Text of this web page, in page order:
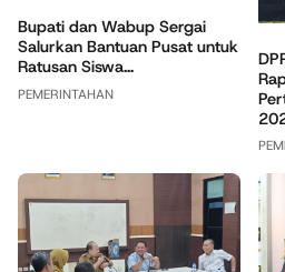
Bupati dan Wabup Sergai
Salurkan Bantuan Pusat untuk
Ratusan Siswa...
PEMERINTAHAN